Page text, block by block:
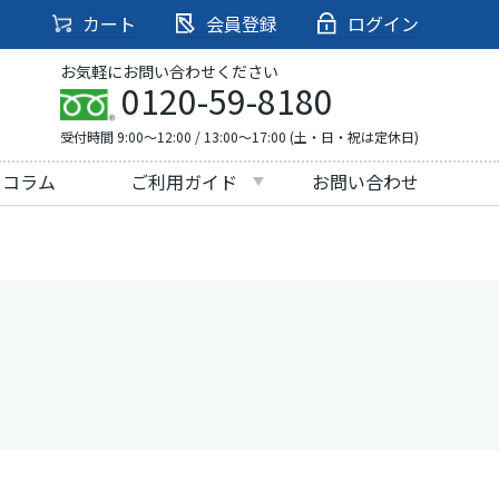
カート 会員登録 ログイン
お気軽にお問い合わせください
0120-59-8180
受付時間 9:00～12:00 / 13:00～17:00 (土・日・祝は定休日)
ラム ご利用ガイド お問い合わせ